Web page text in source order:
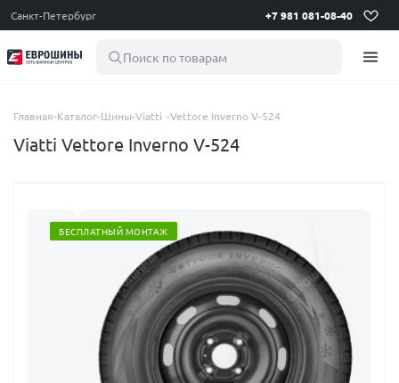
Санкт-Петербург +7 981 081-08-40
Поиск по товарам
Главная-Каталог-Шины-Viatti -Vettore Inverno V-524
Viatti Vettore Inverno V-524
БЕСПЛАТНЫЙ МОНТАЖ